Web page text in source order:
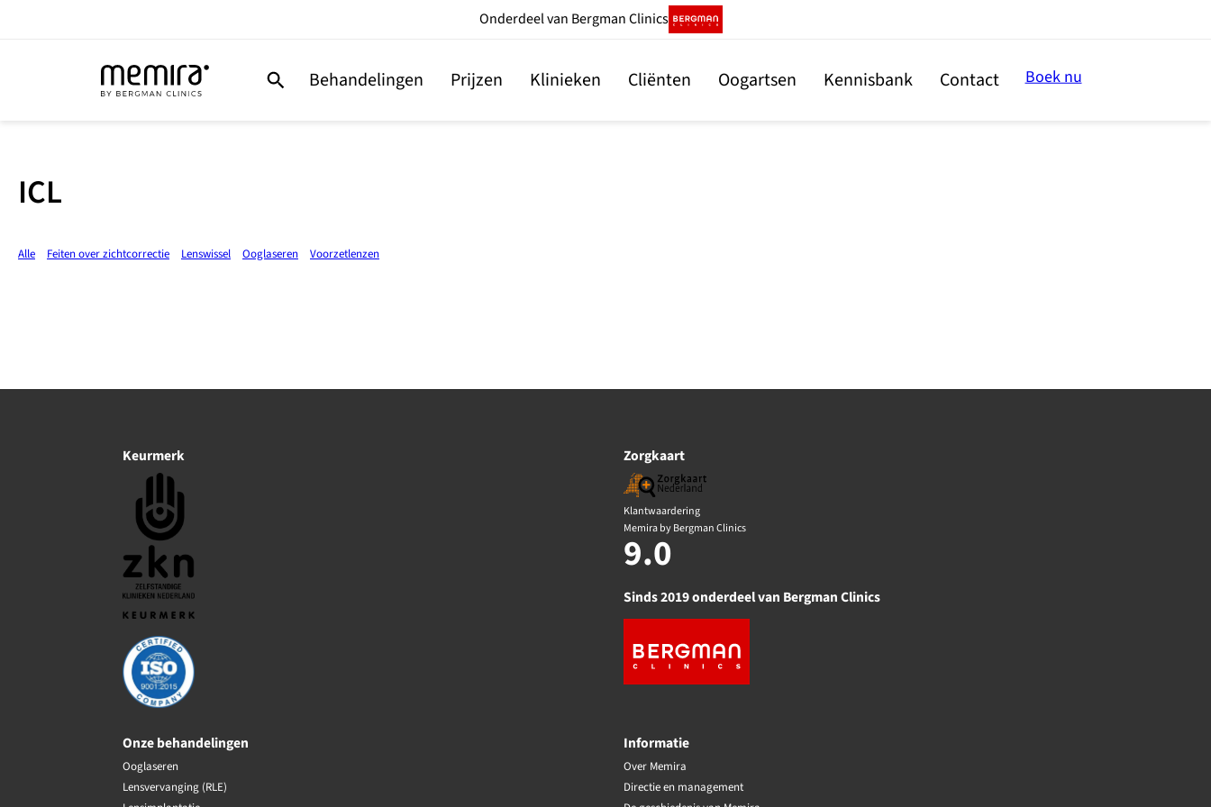
Onderdeelvan Bergman Clinics
Behandelingen Prijzen Klinieken Cliënten Oogartsen Kennisbank Contact Boek nu
ICL
Alle Feiten over zichtcorrectie Lenswissel Ooglaseren Voorzetlenzen
Keurmerk Zorgkaart
Klantwaardering
Memira by Bergman Clinics
9.0
Sinds 2019 onderdeel van Bergman Clinics
Onze behandelingen
Ooglaseren
Lensvervanging (RLE)
Informatie
Over Memira
Directie en management